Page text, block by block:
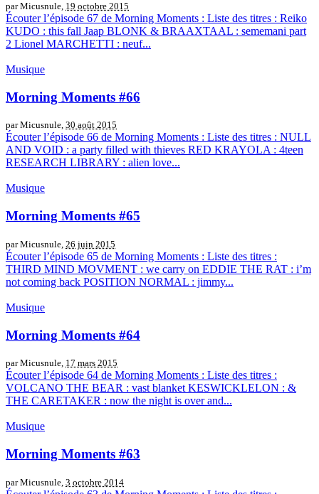
par Micusnule, 19 octobre 2015
Écouter l’épisode 67 de Morning Moments : Liste des titres : Reiko
KUDO : this fall Jaap BLONK & BRAAXTAAL : sememani part
2 Lionel MARCHETTI : neuf...
Musique
Morning Moments #66
par Micusnule, 30 août 2015
Écouter l’épisode 66 de Morning Moments : Liste des titres : NULL
AND VOID : a party filled with thieves RED KRAYOLA : 4teen
RESEARCH LIBRARY : alien love...
Musique
Morning Moments #65
par Micusnule, 26 juin 2015
Écouter l’épisode 65 de Morning Moments : Liste des titres :
THIRD MIND MOVMENT : we carry on EDDIE THE RAT : i’m
not coming back POSITION NORMAL : jimmy...
Musique
Morning Moments #64
par Micusnule, 17 mars 2015
Écouter l’épisode 64 de Morning Moments : Liste des titres :
VOLCANO THE BEAR : vast blanket KESWICKLELON : &
THE CARETAKER : now the night is over and...
Musique
Morning Moments #63
par Micusnule, 3 octobre 2014